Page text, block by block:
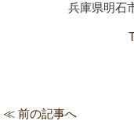
兵庫県明石
≪ 前の記事へ